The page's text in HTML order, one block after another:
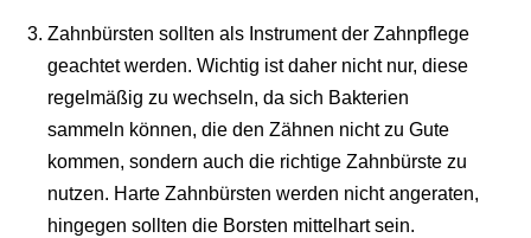
Zahnbürsten sollten als Instrument der Zahnpflege
geachtet werden. Wichtig ist daher nicht nur, diese
regelmäßig zu wechseln, da sich Bakterien
sammeln können, die den Zähnen nicht zu Gute
kommen, sondern auch die richtige Zahnbürste zu
nutzen. Harte Zahnbürsten werden nicht angeraten,
hingegen sollten die Borsten mittelhart sein.